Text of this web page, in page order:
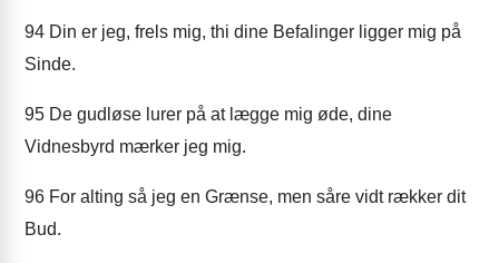
94 Din er jeg, frels mig, thi dine Befalinger ligger mig på
Sinde.
95 De gudløse lurer på at lægge mig øde, dine
Vidnesbyrd mærker jeg mig.
96 For alting så jeg en Grænse, men såre vidt rækker dit
Bud.